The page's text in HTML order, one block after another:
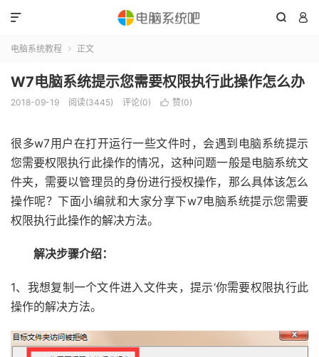
 

电脑系统教程  正文
W7电脑系统提示您需要权限执行此操作怎么办
2018-09-19 阅读(3445) 评论(0)  赞(0)
很多w7用户在打开运行一些文件时，会遇到电脑系统提示
您需要权限执行此操作的情况，这种问题一般是电脑系统文
件夹，需要以管理员的身份进行授权操作，那么具体该怎么
操作呢？下面小编就和大家分享下w7电脑系统提示您需要
权限执行此操作的解决方法。
解决步骤介绍：
1、我想复制一个文件进入文件夹，提示‘你需要权限执行此
操作的解决方法。